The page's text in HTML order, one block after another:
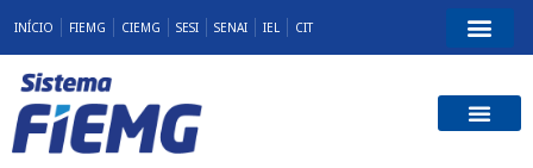
INÍCIO FIEMG CIEMG SESI SENAI IEL CIT